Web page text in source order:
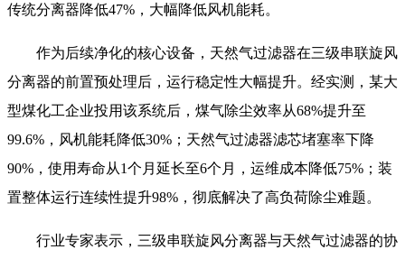
传统分离器降低47%，大幅降低风机能耗。
作为后续净化的核心设备，天然气过滤器在三级串联旋风
分离器的前置预处理后，运行稳定性大幅提升。经实测，某大
型煤化工企业投用该系统后，煤气除尘效率从68%提升至
99.6%，风机能耗降低30%；天然气过滤器滤芯堵塞率下降
90%，使用寿命从1个月延长至6个月，运维成本降低75%；装
置整体运行连续性提升98%，彻底解决了高负荷除尘难题。
行业专家表示，三级串联旋风分离器与天然气过滤器的协